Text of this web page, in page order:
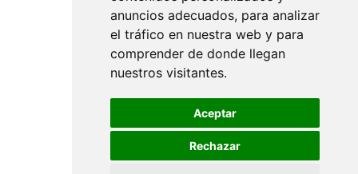
anuncios adecuados, para analizar
el tráfico en nuestra web y para
comprender de donde llegan
nuestros visitantes.
Aceptar
Rechazar